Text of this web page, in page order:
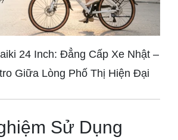
24 Inch: Đẳng Cấp Xe Nhật –
Giữa Lòng Phố Thị Hiện Đại
Sử Dụng